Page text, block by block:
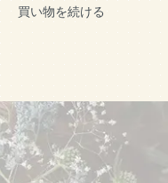
買い物を続ける